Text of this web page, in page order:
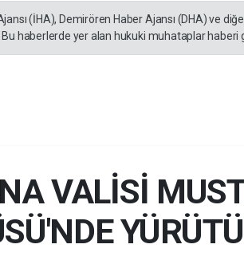
(İHA), Demirören Haber Ajansı (DHA) ve
haberlerde yer alan hukuki muhataplar
VALİSİ